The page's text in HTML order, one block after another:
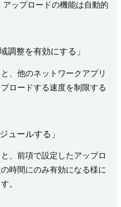
アップロードの機能は自動的
調整を有効にする」
、他のネットワークアプリ
ロードする速度を制限する
ュールする」
、前項で設定したアップロ
時間にのみ有効になる様に
。